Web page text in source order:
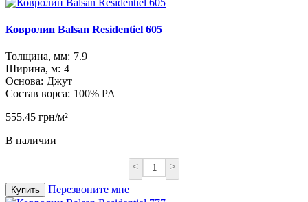
Ковролин Balsan Residentiel 605
Толщина, мм: 7.9
Ширина, м: 4
Основа: Джут
Состав ворса: 100% PA
555.45 грн/м²
В наличии
< >
Купить Перезвоните мне